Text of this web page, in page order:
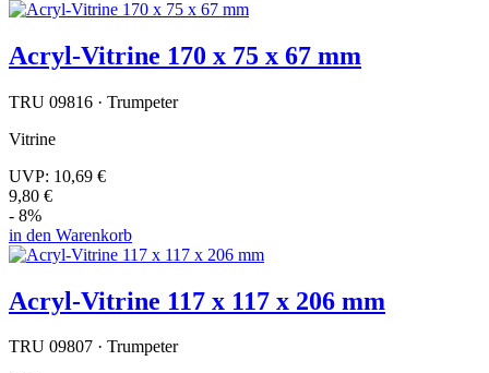
Acryl-Vitrine 170 x 75 x 67 mm
TRU 09816 · Trumpeter
Vitrine
UVP: 10,69 €
9,80 €
- 8%
in den Warenkorb
Acryl-Vitrine 117 x 117 x 206 mm
TRU 09807 · Trumpeter